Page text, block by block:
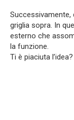
griglia sopra. In
esterno che
la funzione.
Ti è piaciuta